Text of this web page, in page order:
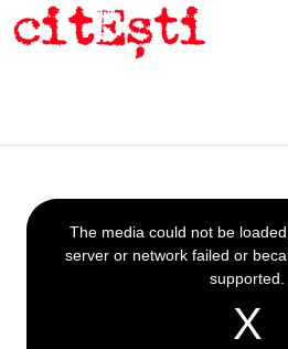
This
is
a
The media could not be
server or network failed or
supported.